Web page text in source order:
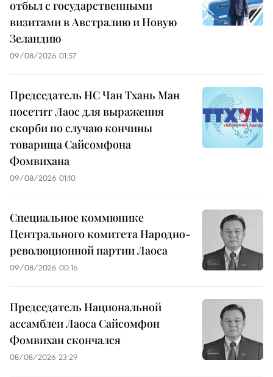
отбыл с государственными
визитами в Австралию и Новую
Зеландию
09/08/2026 01:57
Председатель НС Чан Тхань Ман
посетит Лаос для выражения
скорби по случаю кончины
товарища Сайсомфона
Фомвихана
09/08/2026 01:10
Специальное коммюнике
Центрального комитета Народно-
революционной партии Лаоса
09/08/2026 00:16
Председатель Национальной
ассамблеи Лаоса Сайсомфон
Фомвихан скончался
08/08/2026 23:29